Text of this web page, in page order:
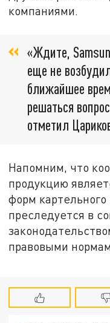
компаниями.
«Ждите,
еще не
ближайшее
решаться
отметил
Напомним, что
продукцию
форм картельного
преследуется в
правовыми